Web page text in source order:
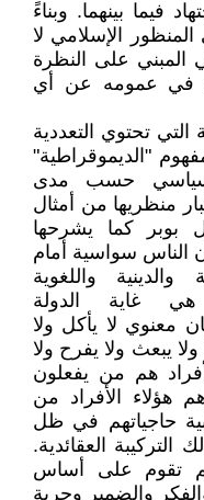
فيما بينهما. وبناءً
الإسلامي لا
المبني على النظرة
في عمومه عن أي
التي تحتوي التعددية
"الديموقراطية"
حسب مدى
منظريها من أمثال
بوبر كما يشرحها
سواسية أمام
والدينية واللغوية
هي غاية الدولة
معنوي لا يأكل ولا
يبعث ولا يفرح ولا
هم من يفعلون
هؤلاء الأفراد من
حاجياتهم في ظل
التركيبة العقائدية.
تقوم على أساس
والضمير وحرية